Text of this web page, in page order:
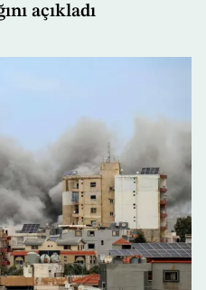
açıkladı